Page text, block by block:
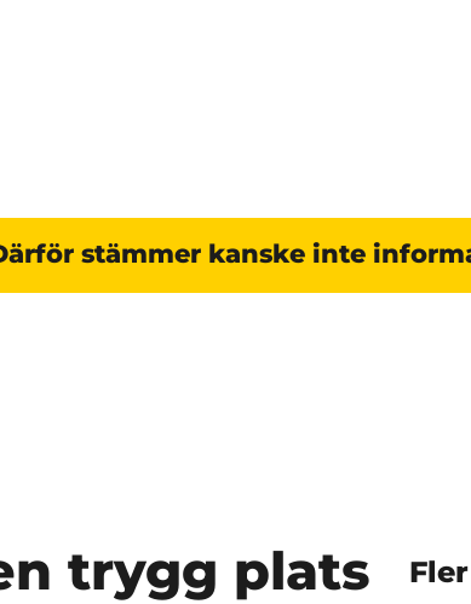
stämmer kanske inte
trygg plats